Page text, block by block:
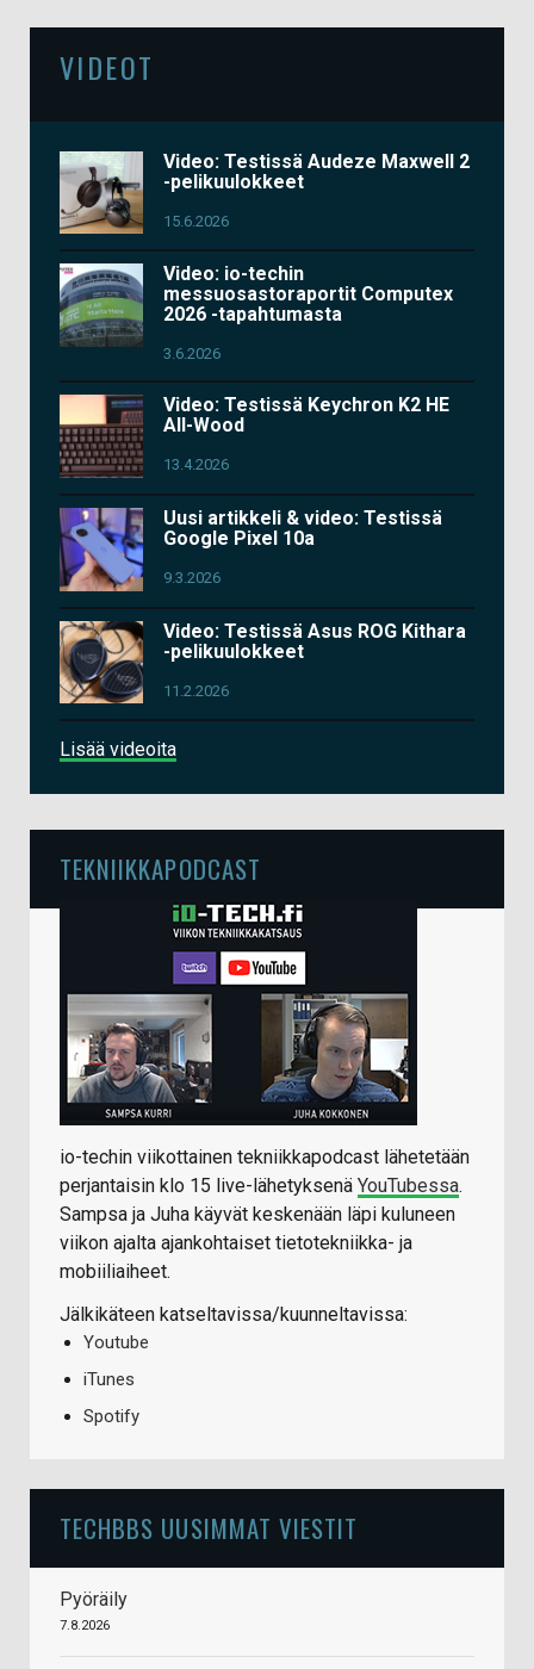
VIDEOT
Video: Testissä Audeze Maxwell 2
-pelikuulokkeet
15.6.2026
Video: io-techin
messuosastoraportit Computex
2026 -tapahtumasta
3.6.2026
Video: Testissä Keychron K2 HE
All-Wood
13.4.2026
Uusi artikkeli & video: Testissä
Google Pixel 10a
9.3.2026
Video: Testissä Asus ROG Kithara
-pelikuulokkeet
11.2.2026
Lisää videoita
TEKNIIKKAPODCAST
io-techin viikottainen tekniikkapodcast lähetetään
perjantaisin klo 15 live-lähetyksenä YouTubessa.
Sampsa ja Juha käyvät keskenään läpi kuluneen
viikon ajalta ajankohtaiset tietotekniikka- ja
mobiiliaiheet.
Jälkikäteen katseltavissa/kuunneltavissa:
Youtube
iTunes
Spotify
TECHBBS UUSIMMAT VIESTIT
Pyöräily
7.8.2026